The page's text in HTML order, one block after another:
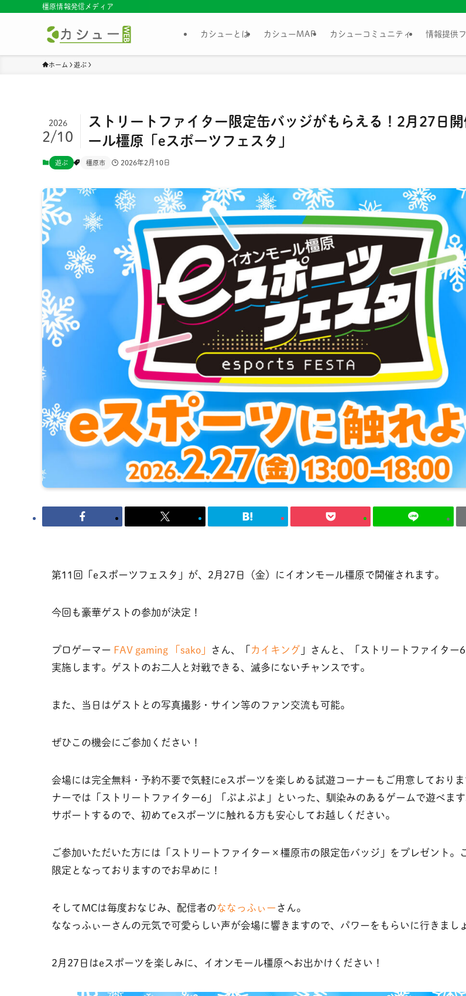
橿原情報発信メディア
カシューとは カシューMAP カシューコミュニティ 情報提供
ホーム 遊ぶ
ストリートファイター限定缶バッジがもらえる！2月27日
ール橿原「eスポーツフェスタ」
2026
2/10
遊ぶ 橿原市 2026年2月10日
第11回「eスポーツフェスタ」が、2月27日（金）にイオンモール橿原で開催されます。
今回も豪華ゲストの参加が決定！
プロゲーマー FAV gaming 「sako」 さん、「 カイキング 」さんと、「ストリートファイター
実施します。ゲストのお二人と対戦できる、滅多にないチャンスです。
また、当日はゲストとの写真撮影・サイン等のファン交流も可能。
ぜひこの機会にご参加ください！
会場には完全無料・予約不要で気軽にeスポーツを楽しめる試遊コーナーもご用意しており
ナーでは「ストリートファイター6」「ぷよぷよ」といった、馴染みのあるゲームで遊べま
サポートするので、初めてeスポーツに触れる方も安心してお越しください。
ご参加いただいた方には「ストリートファイター×橿原市の限定缶バッジ」をプレゼント。
限定となっておりますのでお早めに！
そしてMCは毎度おなじみ、配信者のななっふぃーさん。
ななっふぃーさんの元気で可愛らしい声が会場に響きますので、パワーをもらいに行きまし
2月27日はeスポーツを楽しみに、イオンモール橿原へお出かけください！